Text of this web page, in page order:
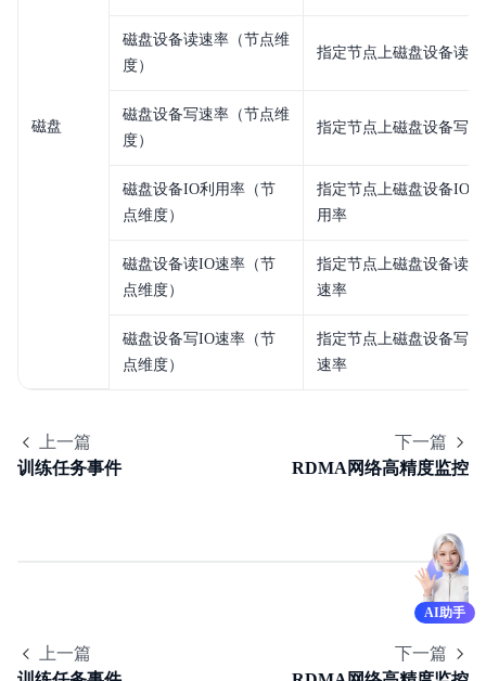
磁盘
磁盘设备读速率（节点维
度）
指定节点上磁盘设备读
磁盘设备写速率（节点维
度）
指定节点上磁盘设备写
磁盘设备IO利用率（节
点维度）
指定节点上磁盘设备IO利
用率
磁盘设备读IO速率（节
点维度）
指定节点上磁盘设备读IO
速率
磁盘设备写IO速率（节
点维度）
指定节点上磁盘设备写IO
速率
上一篇
训练任务事件
下一篇
RDMA网络高精度监控
能
上一篇
下一篇
AI助手